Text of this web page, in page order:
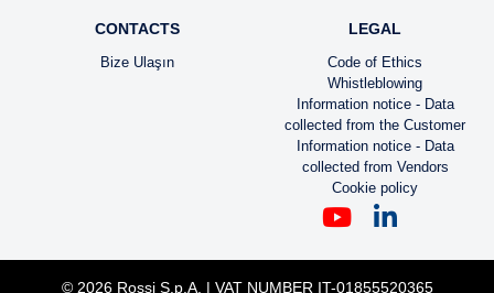
CONTACTS
Bize Ulaşın
LEGAL
Code of Ethics
Whistleblowing
Information notice - Data
collected from the Customer
Information notice - Data
collected from Vendors
Cookie policy
© 2026 Rossi S.p.A. | VAT NUMBER IT-01855520365